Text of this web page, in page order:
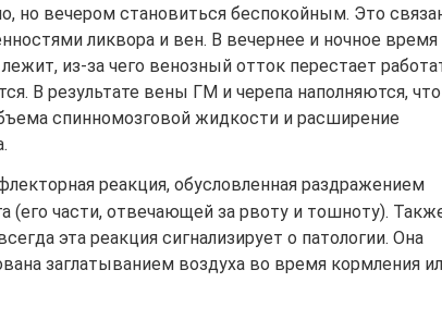
но вечером становиться беспокойным. Это
ликвора и вен. В вечернее и ночное время
из-за чего венозный отток перестает
В результате вены ГМ и черепа наполняются, что
спинномозговой жидкости и расширение
реакция, обусловленная раздражением
(его части, отвечающей за рвоту и тошноту).
эта реакция сигнализирует о патологии. Она
заглатыванием воздуха во время кормления